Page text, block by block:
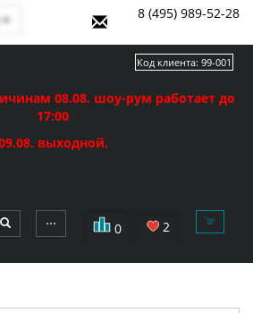
8 (495) 989-52-28
08.08. шоу-рум работает до
17:00
выходной.
⋯ 0 2
Код клиента: 99-001